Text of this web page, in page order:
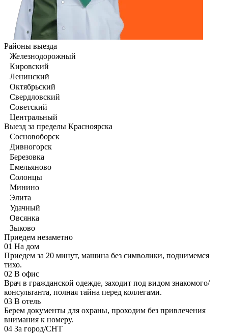
Районы выезда
Железнодорожный
Кировский
Ленинский
Октябрьский
Свердловский
Советский
Центральный
Выезд за пределы Красноярска
Сосновоборск
Дивногорск
Березовка
Емельяново
Солонцы
Минино
Элита
Удачный
Овсянка
Зыково
Приедем незаметно
01 На дом
Приедем за 20 минут, машина без символики, поднимемся
тихо.
02 В офис
Врач в гражданской одежде, заходит под видом знакомого/
консультанта, полная тайна перед коллегами.
03 В отель
Берем документы для охраны, проходим без привлечения
внимания к номеру.
04 За город/СНТ